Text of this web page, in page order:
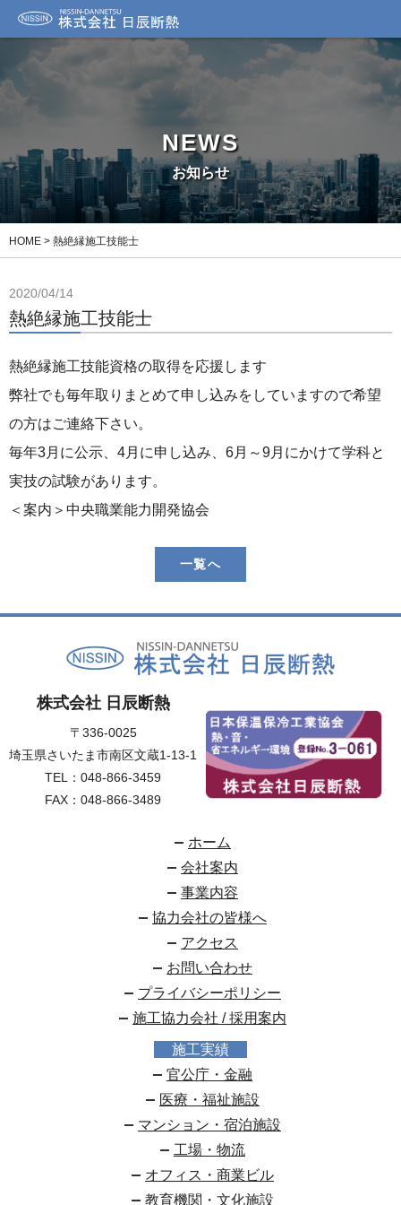
NEWS
お知らせ
HOME > 熱絶縁施工技能士
2020/04/14
熱絶縁施工技能士
熱絶縁施工技能資格の取得を応援します
弊社でも毎年取りまとめて申し込みをしていますので希望
の方はご連絡下さい。
毎年3月に公示、4月に申し込み、6月～9月にかけて学科と
実技の試験があります。
＜案内＞中央職業能力開発協会
一覧へ
株式会社 日辰断熱
〒336-0025
埼玉県さいたま市南区文蔵1-13-1
TEL： 048-866-3459
FAX：048-866-3489
ホーム
会社案内
事業内容
協力会社の皆様へ
アクセス
お問い合わせ
プライバシーポリシー
施工協力会社 / 採用案内
施工実績
官公庁・金融
医療・福祉施設
マンション・宿泊施設
工場・物流
オフィス・商業ビル
教育機関・文化施設